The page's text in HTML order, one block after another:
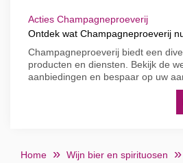
Acties Champagneproeverij
Ontdek wat Champagneproeverij
Champagneproeverij biedt een
producten en diensten. Bekijk de
aanbiedingen en bespaar op uw
Home Wijn bier en spirituosen